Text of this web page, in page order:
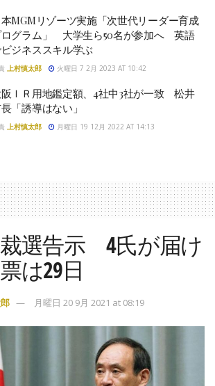
本MGMリゾーツ実施「次世代リーダー育成
ログラム」 大学生ら50名が参加へ 英語
ジネススキル学ぶ
上村慎太郎 火曜日 7 2月 2023 AT 10:42
ＩＲ用地鑑定額、4社中3社が一致 松井
「誘導はない」
上村慎太郎 月曜日 19 12月 2022 AT 14:13
選告示 4氏が届け
は29日
月曜日 20 9月 2021 at 08:19